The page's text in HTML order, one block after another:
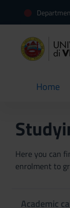
Home
current
Here you can
enrolment to
Academic